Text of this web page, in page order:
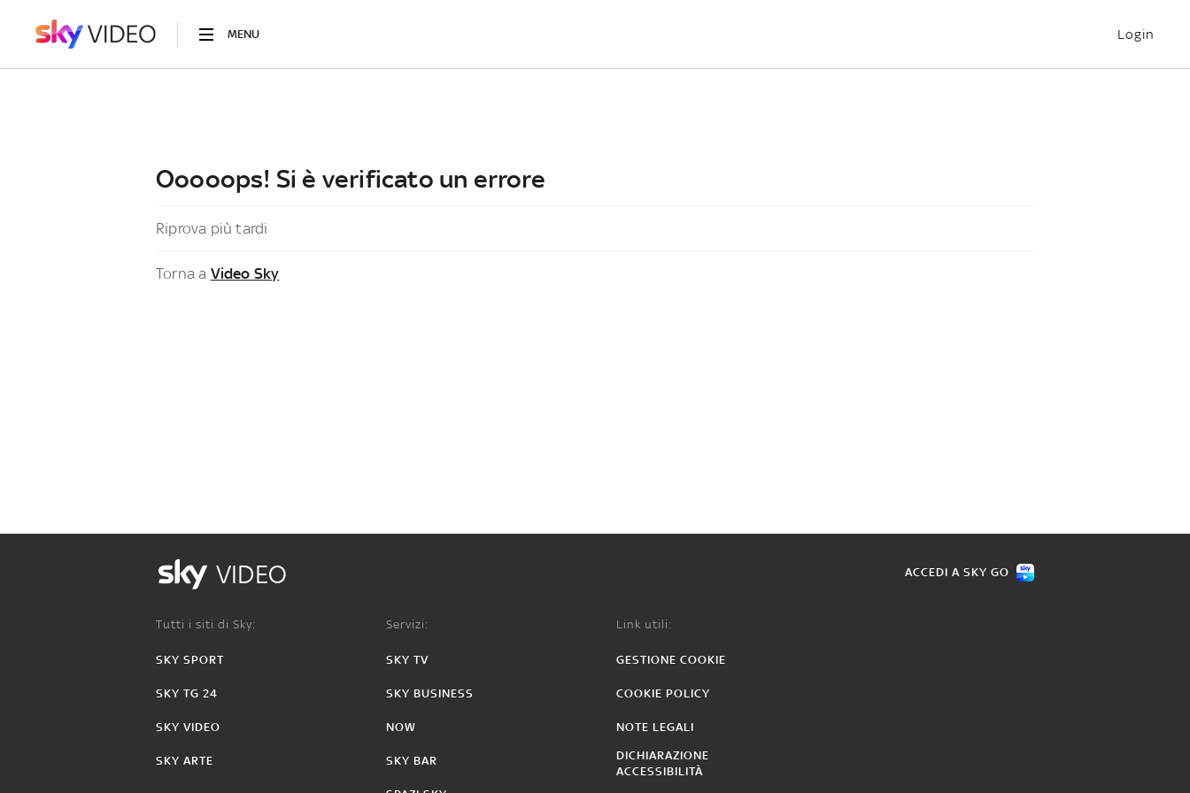
MENU Login
Ooooops! Si è verificato un errore
Riprova più tardi
Torna a Video Sky
VIDEO ACCEDI A SKY GO
Tutti i siti di Sky:
SKY SPORT
SKY TG 24
SKY VIDEO
SKY ARTE
Servizi:
SKY TV
SKY BUSINESS
NOW
SKY BAR
Link utili:
GESTIONE COOKIE
COOKIE POLICY
NOTE LEGALI
DICHIARAZIONE
ACCESSIBILITÀ